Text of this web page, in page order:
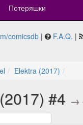
Потеряшки
comicsdb | F.A.Q. |
Elektra (2017)
#4 →